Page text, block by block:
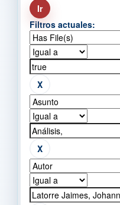
Filtros actuales: